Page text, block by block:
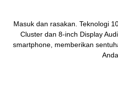
Masuk dan rasakan. Teknologi
Cluster dan 8-inch Display
smartphone, memberikan
Anda.